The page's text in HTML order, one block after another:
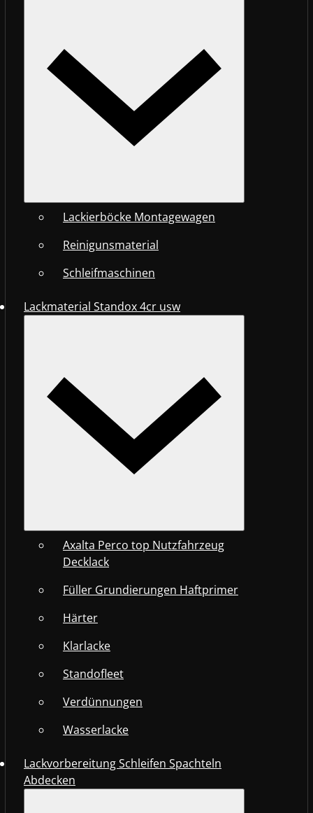
Lackierböcke Montagewagen
Reinigunsmaterial
Schleifmaschinen
Lackmaterial Standox 4cr usw
Axalta Perco top Nutzfahrzeug
Decklack
Füller Grundierungen Haftprimer
Härter
Klarlacke
Standofleet
Verdünnungen
Wasserlacke
Lackvorbereitung Schleifen Spachteln
Abdecken